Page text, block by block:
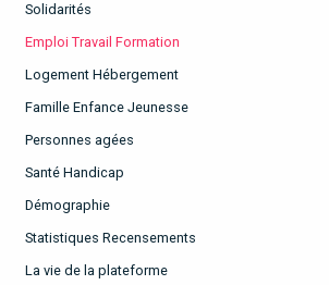
Solidarités
Emploi Travail Formation
Logement Hébergement
Famille Enfance Jeunesse
Personnes agées
Santé Handicap
Démographie
Statistiques Recensements
La vie de la plateforme